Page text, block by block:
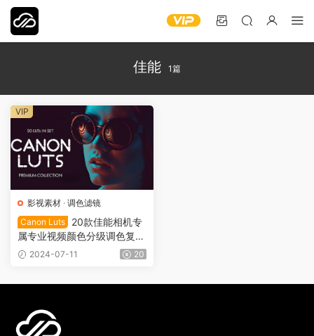
佳能 1篇
影视素材 · 调色滤镜
Canon Luts
20款佳能相机专
属专业视频颜色分级调色复古
电影婚礼街头风格Lut滤镜 Ca
2024-07-11 20
VIP